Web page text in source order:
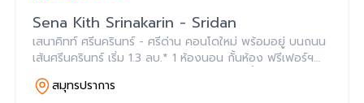
Sena Kith Srinakarin - Sridan
เสนาคิทท์ ศรีนครินทร์ - ศรีด่าน คอนโดใหม่ พร้อมอยู่ บนถนน
เส้นศรีนครินทร์ เริ่ม 1.3 ลบ.* 1 ห้องนอน กั้นห้อง ฟรีเฟอร์ฯ
ครบ* Full Facility คลับเฮาส์ ฟิตเนส สระว่ายน้ำ
สมุทรปราการ